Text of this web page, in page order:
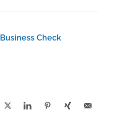
Business Check